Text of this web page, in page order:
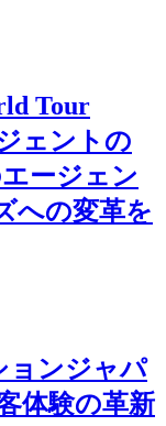
Tour
ェントの
ージェン
への変革を
ョンジャパ
体験の革新